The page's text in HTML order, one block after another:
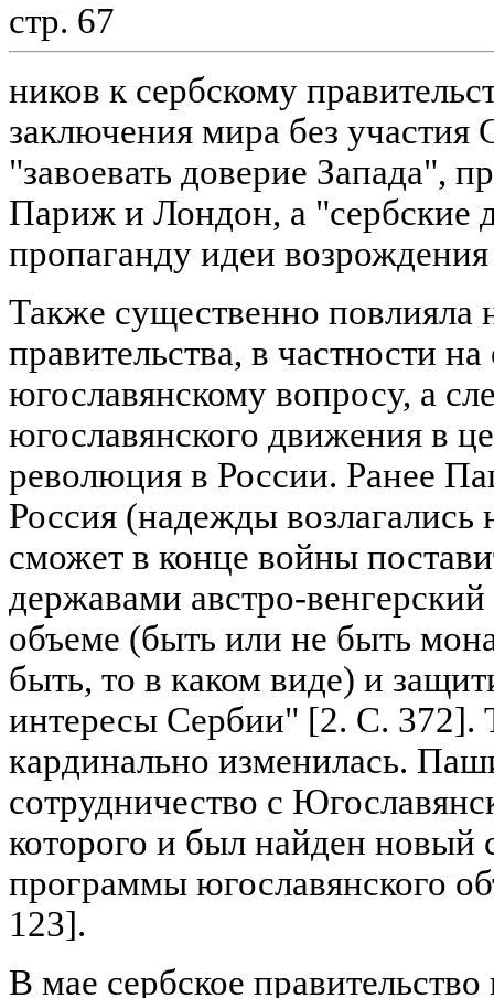
стр. 67
ников к сербскому
заключения мира без
"завоевать доверие Запада",
Париж и Лондон, а "сербские
пропаганду идеи
Также существенно повлияла
правительства, в частности
югославянскому вопросу, а
югославянского движения в
революция в России. Ранее
Россия (надежды
сможет в конце войны
державами австро-
объеме (быть или не быть
быть, то в каком виде) и
интересы Сербии" [2. С. 372].
кардинально изменилась.
сотрудничество с
которого и был найден новый
программы югославянского
123].
В мае сербское правительство